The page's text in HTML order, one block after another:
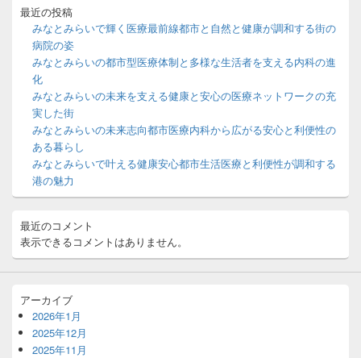
バ最近の投稿
みなとみらいで輝く医療最前線都市と自然と健康が調和する街の
病院の姿
みなとみらいの都市型医療体制と多様な生活者を支える内科の進
化
みなとみらいの未来を支える健康と安心の医療ネットワークの充
実した街
みなとみらいの未来志向都市医療内科から広がる安心と利便性の
ある暮らし
みなとみらいで叶える健康安心都市生活医療と利便性が調和する
港の魅力
最近のコメント
表示できるコメントはありません。
アーカイブ
2026年1月
2025年12月
2025年11月